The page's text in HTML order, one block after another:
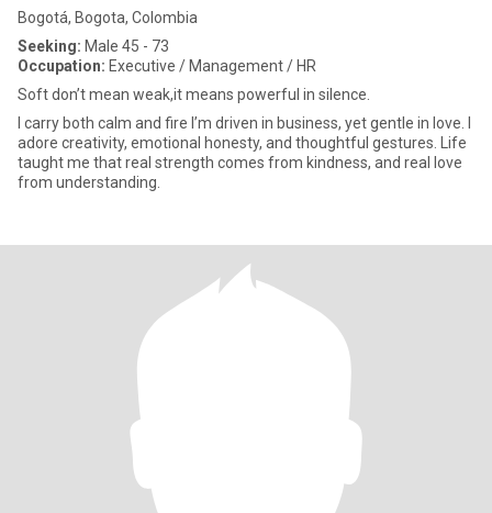
Bogotá, Bogota, Colombia
Seeking: Male 45 - 73
Occupation: Executive / Management / HR
Soft don’t mean weak,it means powerful in silence.
I carry both calm and fire I’m driven in business, yet gentle in love. I
adore creativity, emotional honesty, and thoughtful gestures. Life
taught me that real strength comes from kindness, and real love
from understanding.